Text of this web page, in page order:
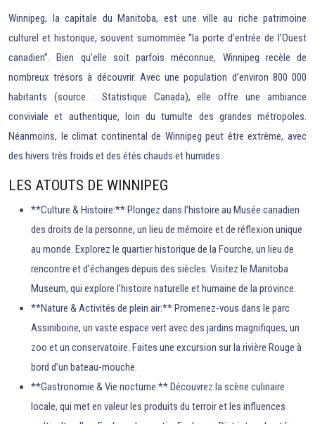
Winnipeg, la capitale du Manitoba, est une ville au riche patrimoine
culturel et historique, souvent surnommée “la porte d’entrée de l’Ouest
canadien”. Bien qu’elle soit parfois méconnue, Winnipeg recèle de
nombreux trésors à découvrir. Avec une population d’environ 800 000
habitants (source : Statistique Canada), elle offre une ambiance
conviviale et authentique, loin du tumulte des grandes métropoles.
Néanmoins, le climat continental de Winnipeg peut être extrême, avec
des hivers très froids et des étés chauds et humides.
LES ATOUTS DE WINNIPEG
**Culture & Histoire:** Plongez dans l’histoire au Musée canadien
des droits de la personne, un lieu de mémoire et de réflexion unique
au monde. Explorez le quartier historique de la Fourche, un lieu de
rencontre et d’échanges depuis des siècles. Visitez le Manitoba
Museum, qui explore l’histoire naturelle et humaine de la province.
**Nature & Activités de plein air:** Promenez-vous dans le parc
Assiniboine, un vaste espace vert avec des jardins magnifiques, un
zoo et un conservatoire. Faites une excursion sur la rivière Rouge à
bord d’un bateau-mouche.
**Gastronomie & Vie nocturne:** Découvrez la scène culinaire
locale, qui met en valeur les produits du terroir et les influences